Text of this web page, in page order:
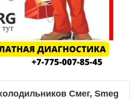
Смег, Smeg